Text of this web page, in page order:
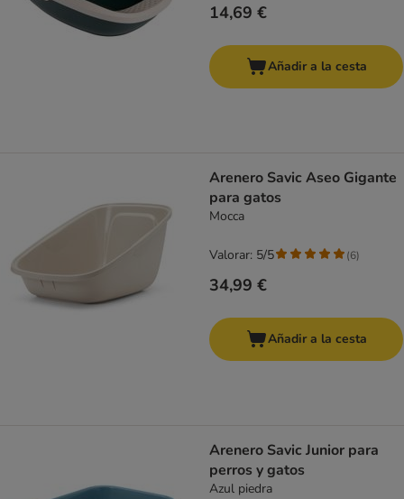
14,69 €
Añadir a la cesta
Arenero Savic Aseo Gigante
para gatos
Mocca
34,99 €
Valorar: 5/5 (6)
Añadir a la cesta
Arenero Savic Junior para
perros y gatos
Azul piedra